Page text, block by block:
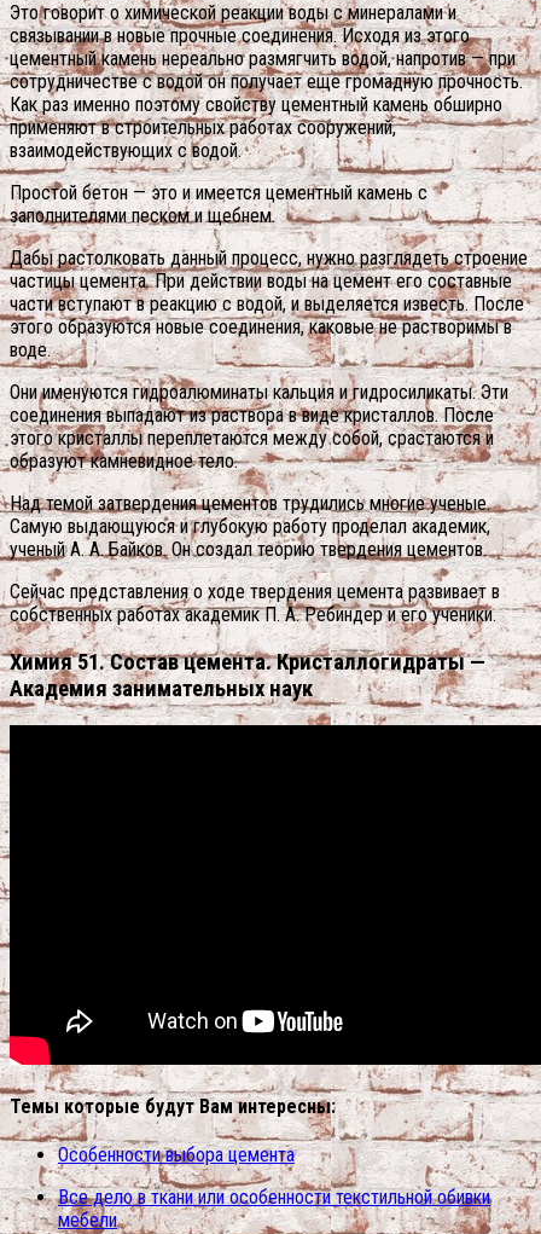
Это говорит о химической реакции воды с минералами и
связывании в новые прочные соединения. Исходя из этого
цементный камень нереально размягчить водой, напротив — при
сотрудничестве с водой он получает еще громадную прочность.
Как раз именно поэтому свойству цементный камень обширно
применяют в строительных работах сооружений,
взаимодействующих с водой.
Простой бетон — это и имеется цементный камень с
заполнителями песком и щебнем.
Дабы растолковать данный процесс, нужно разглядеть строение
частицы цемента. При действии воды на цемент его составные
части вступают в реакцию с водой, и выделяется известь. После
этого образуются новые соединения, каковые не растворимы в
воде.
Они именуются гидроалюминаты кальция и гидросиликаты. Эти
соединения выпадают из раствора в виде кристаллов. После
этого кристаллы переплетаются между собой, срастаются и
образуют камневидное тело.
Над темой затвердения цементов трудились многие ученые.
Самую выдающуюся и глубокую работу проделал академик,
ученый А. А. Байков. Он создал теорию твердения цементов.
Сейчас представления о ходе твердения цемента развивает в
собственных работах академик П. А. Ребиндер и его ученики.
Химия 51. Состав цемента. Кристаллогидраты —
Академия занимательных наук
Темы которые будут Вам интересны:
Особенности выбора цемента
Все дело в ткани или особенности текстильной обивки
мебели